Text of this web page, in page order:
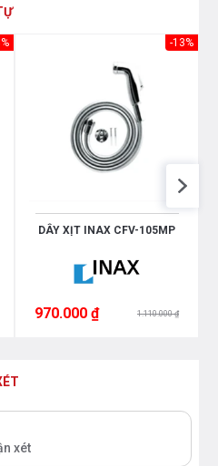
-13%
DÂY XỊT INAX CFV-105MP
970.000 ₫ 1.110.000 ₫
xét